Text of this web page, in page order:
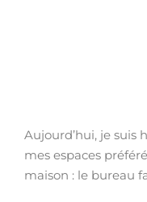
Aujourd’hui, je suis
mes espaces
maison : le bureau